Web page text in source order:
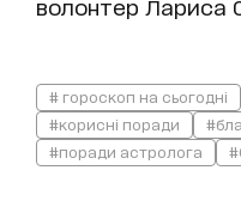
волонтер Лариса
# гороскоп на сьогодні
#корисні поради
#поради астролога